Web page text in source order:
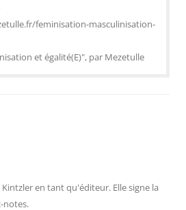
feminisation-masculinisation-
et égalité(E)", par Mezetulle
en tant qu'éditeur. Elle signe la
notes.